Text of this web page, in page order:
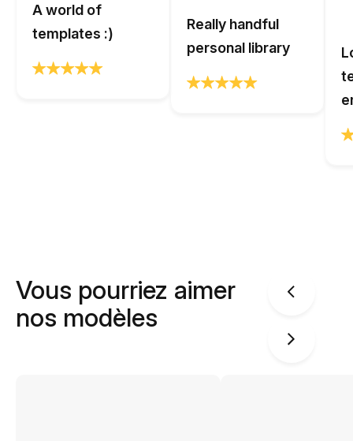
A world of
templates :)
Really handful
personal library
Vous pourriez aimer
nos modèles